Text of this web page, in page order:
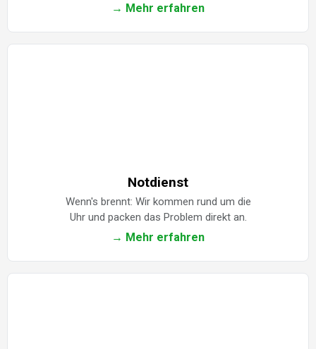
→ Mehr erfahren
Notdienst
Wenn's brennt: Wir kommen rund um die
Uhr und packen das Problem direkt an.
→ Mehr erfahren